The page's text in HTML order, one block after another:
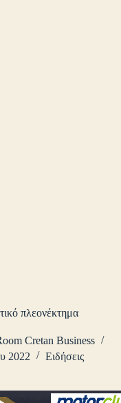
πλεονέκτημα
Cretan Business
2022
Ειδήσεις